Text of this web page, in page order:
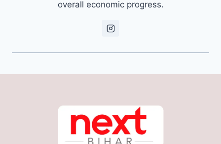
overall economic progress.